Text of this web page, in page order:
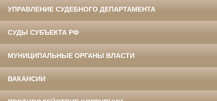
УПРАВЛЕНИЕ СУДЕБНОГО ДЕПАРТАМЕНТА
СУДЫ СУБЪЕКТА РФ
МУНИЦИПАЛЬНЫЕ ОРГАНЫ ВЛАСТИ
ВАКАНСИИ